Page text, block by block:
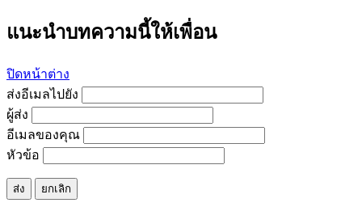
แนะนำบทความนี้ให้เพื่อน
ปิดหน้าต่าง
ส่งอีเมลไปยัง
ผู้ส่ง
อีเมลของคุณ
หัวข้อ
ส่ง ยกเลิก